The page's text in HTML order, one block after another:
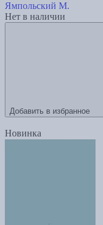
Ямпольский М.
Нет в наличии
Добавить в избранное
Новинка